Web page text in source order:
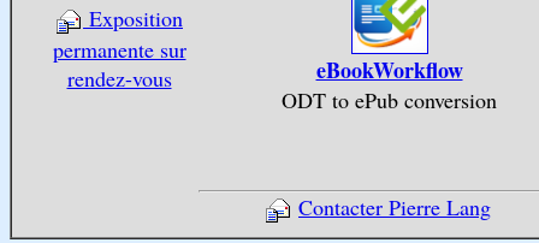
Exposition
permanente sur
rendez-vous
eBookWorkflow
ODT to ePub conversion
Contacter Pierre Lang